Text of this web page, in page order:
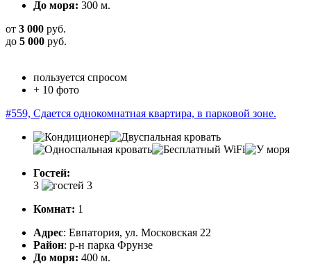
До моря: 300 м.
от 3 000 руб.
до 5 000 руб.
пользуется спросом
+ 10 фото
#559, Сдается однокомнатная квартира, в парковой зоне.
Гостей:
3
Комнат: 1
Адрес: Евпатория, ул. Московская 22
Район: р-н парка Фрунзе
До моря: 400 м.